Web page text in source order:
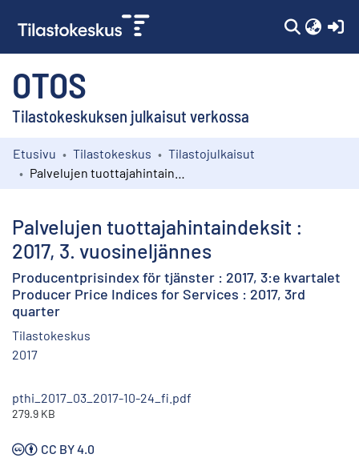
OTOS
Tilastokeskuksen julkaisut verkossa
Kokoelmat
Etusivu Tilastokeskus
Tilastojulkaisut
Palvelujen tuottajahintaindeksit :
2017, 3. vuosineljännes
Producentprisindex för tjänster : 2017, 3:e kvartalet
Producer Price Indices for Services : 2017, 3rd
quarter
Tilastokeskus
2017
pthi_2017_03_2017-10-24_fi.pdf
279.9 KB
CC BY 4.0